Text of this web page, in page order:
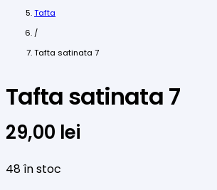
Tafta
/
Tafta satinata 7
Tafta satinata 7
29,00 lei
48 în stoc